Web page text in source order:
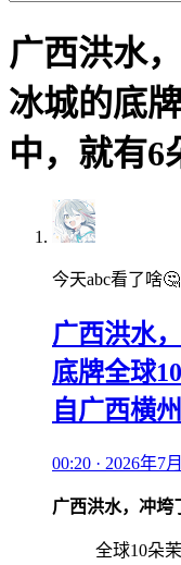
广西洪水
冰城的底
中，就有6
今天abc看了啥🤔
广西洪水
底牌全球
自广西横州
00:20 · 2026年7
广西洪水，冲垮
全球10朵